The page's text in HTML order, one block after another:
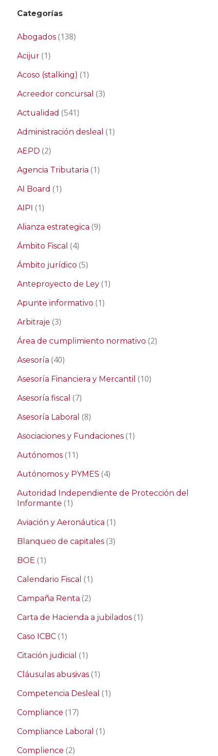
Categorías
Abogados (138)
Acijur (1)
Acoso (stalking) (1)
Acreedor concursal (3)
Actualidad (541)
Administración desleal (1)
AEPD (2)
Agencia Tributaria (1)
AI Board (1)
AIPI (1)
Alianza estrategica (9)
Ámbito Fiscal (4)
Ámbito jurídico (5)
Anteproyecto de Ley (1)
Apunte informativo (1)
Arbitraje (3)
Área de cumplimiento normativo (2)
Asesoría (40)
Asesoría Financiera y Mercantil (10)
Asesoría fiscal (7)
Asesoría Laboral (8)
Asociaciones y Fundaciones (1)
Autónomos (11)
Autónomos y PYMES (4)
Autoridad Independiente de Protección del
Informante (1)
Aviación y Aeronáutica (1)
Blanqueo de capitales (3)
BOE (1)
Calendario Fiscal (1)
Campaña Renta (2)
Carta de Hacienda a jubilados (1)
Caso ICBC (1)
Citación judicial (1)
Cláusulas abusivas (1)
Competencia Desleal (1)
Compliance (17)
Compliance Laboral (1)
Complience (2)